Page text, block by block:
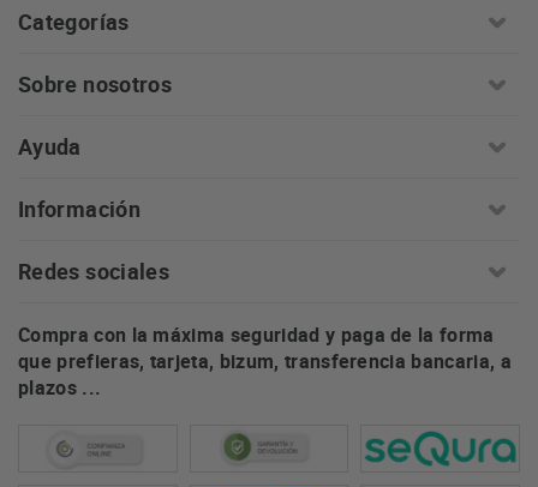
Categorías
Sobre nosotros
Ayuda
Información
Redes sociales
Compra con la máxima seguridad y paga de la forma
que prefieras, tarjeta, bizum, transferencia bancaria, a
plazos ...